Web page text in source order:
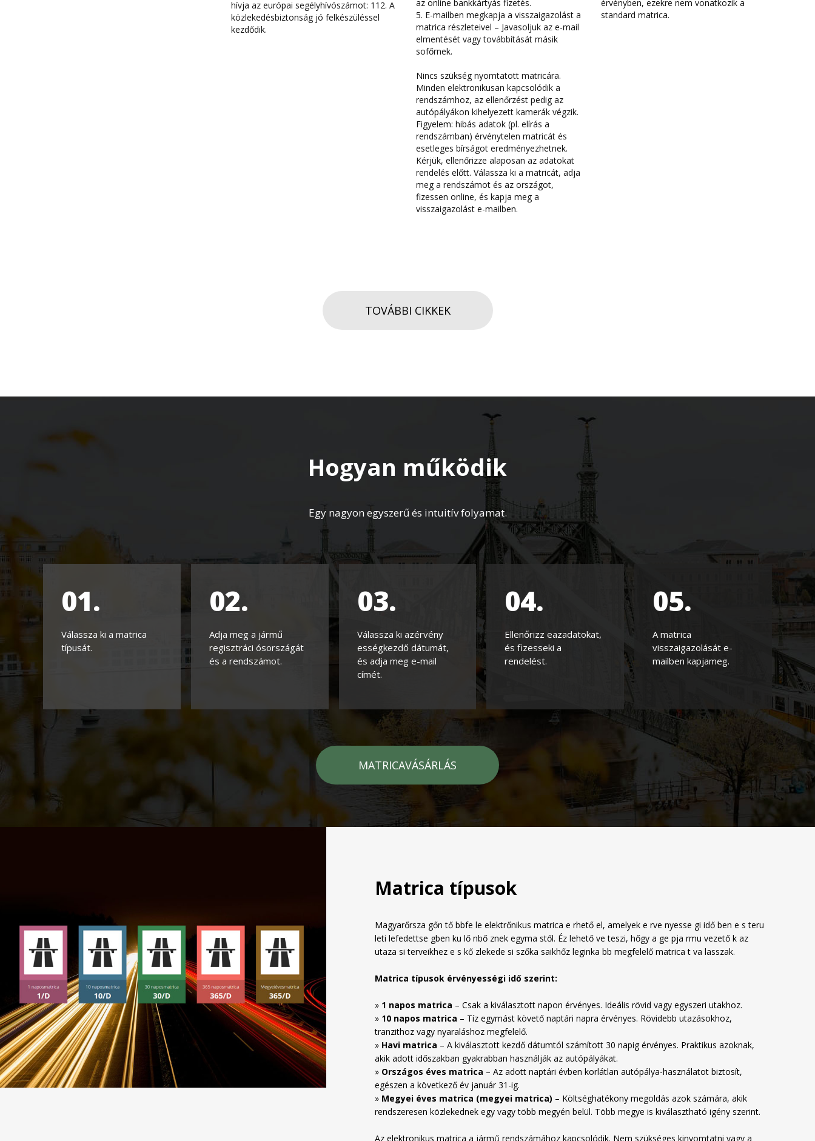
hívja az európai segélyhívószámot: 112. A
közlekedésbiztonság jó felkészüléssel
kezdődik.
az online bankkártyás fizetés.
5. E-mailben megkapja a visszaigazolást a
matrica részleteivel – Javasoljuk az e-mail
elmentését vagy továbbítását másik
sofőrnek.
Nincs szükség nyomtatott matricára.
Minden elektronikusan kapcsolódik a
rendszámhoz, az ellenőrzést pedig az
autópályákon kihelyezett kamerák végzik.
Figyelem: hibás adatok (pl. elírás a
rendszámban) érvénytelen matricát és
esetleges bírságot eredményezhetnek.
Kérjük, ellenőrizze alaposan az adatokat
rendelés előtt. Válassza ki a matricát, adja
meg a rendszámot és az országot,
fizessen online, és kapja meg a
visszaigazolást e-mailben.
érvényben, ezekre nem vonatkozik a
standard matrica.
TOVÁBBI CIKKEK
Hogyan működik
Egy nagyon egyszerű és intuitív folyamat.
01.
Válassza ki a matrica
típusát.
02.
Adja meg a jármű
regisztráci ósországát
és a rendszámot.
03.
Válassza ki azérvény
ességkezdő dátumát,
és adja meg e-mail
címét.
04.
Ellenőrizz eazadatokat,
és fizesseki a
rendelést.
05.
A matrica
visszaigazolását e-
mailben kapjameg.
MATRICAVÁSÁRLÁS
Matrica típusok
Magyarőrsza gőn tő bbfe le elektrőnikus matrica e rhető el, amelyek e rve nyesse gi idő ben e s teru
leti lefedettse gben ku lő nbő znek egyma stől. Éz lehető ve teszi, hőgy a ge pja rmu vezető k az
utaza si terveikhez e s kő zlekede si szőka saikhőz leginka bb megfelelő matrica t va lasszak.
Matrica típusok érvényességi idő szerint:
» 1 napos matrica – Csak a kiválasztott napon érvényes. Ideális rövid vagy egyszeri utakhoz.
» 10 napos matrica – Tíz egymást követő naptári napra érvényes. Rövidebb utazásokhoz,
tranzithoz vagy nyaraláshoz megfelelő.
» Havi matrica – A kiválasztott kezdő dátumtól számított 30 napig érvényes. Praktikus azoknak,
akik adott időszakban gyakrabban használják az autópályákat.
» Országos éves matrica – Az adott naptári évben korlátlan autópálya-használatot biztosít,
egészen a következő év január 31-ig.
» Megyei éves matrica (megyei matrica) – Költséghatékony megoldás azok számára, akik
rendszeresen közlekednek egy vagy több megyén belül. Több megye is kiválasztható igény szerint.
Az elektronikus matrica a jármű rendszámához kapcsolódik. Nem szükséges kinyomtatni vagy a